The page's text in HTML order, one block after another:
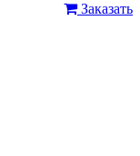
Заказать